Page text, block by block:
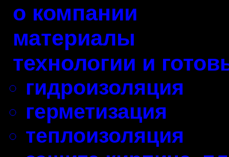
о компании
материалы
технологии и
гидроизоляция
герметизация
теплоизоляция